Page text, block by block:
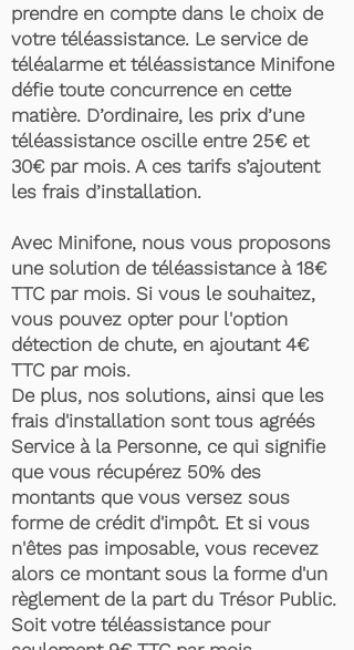
prendre en compte dans le choix de
votre téléassistance. Le service de
téléalarme et téléassistance Minifone
défie toute concurrence en cette
matière. D’ordinaire, les prix d’une
téléassistance oscille entre 25€ et
30€ par mois. A ces tarifs s’ajoutent
les frais d’installation.
Avec Minifone, nous vous proposons
une solution de téléassistance à 18€
TTC par mois. Si vous le souhaitez,
vous pouvez opter pour l'option
détection de chute, en ajoutant 4€
TTC par mois.
De plus, nos solutions, ainsi que les
frais d'installation sont tous agréés
Service à la Personne, ce qui signifie
que vous récupérez 50% des
montants que vous versez sous
forme de crédit d'impôt. Et si vous
n'êtes pas imposable, vous recevez
alors ce montant sous la forme d'un
règlement de la part du Trésor Public.
Soit votre téléassistance pour